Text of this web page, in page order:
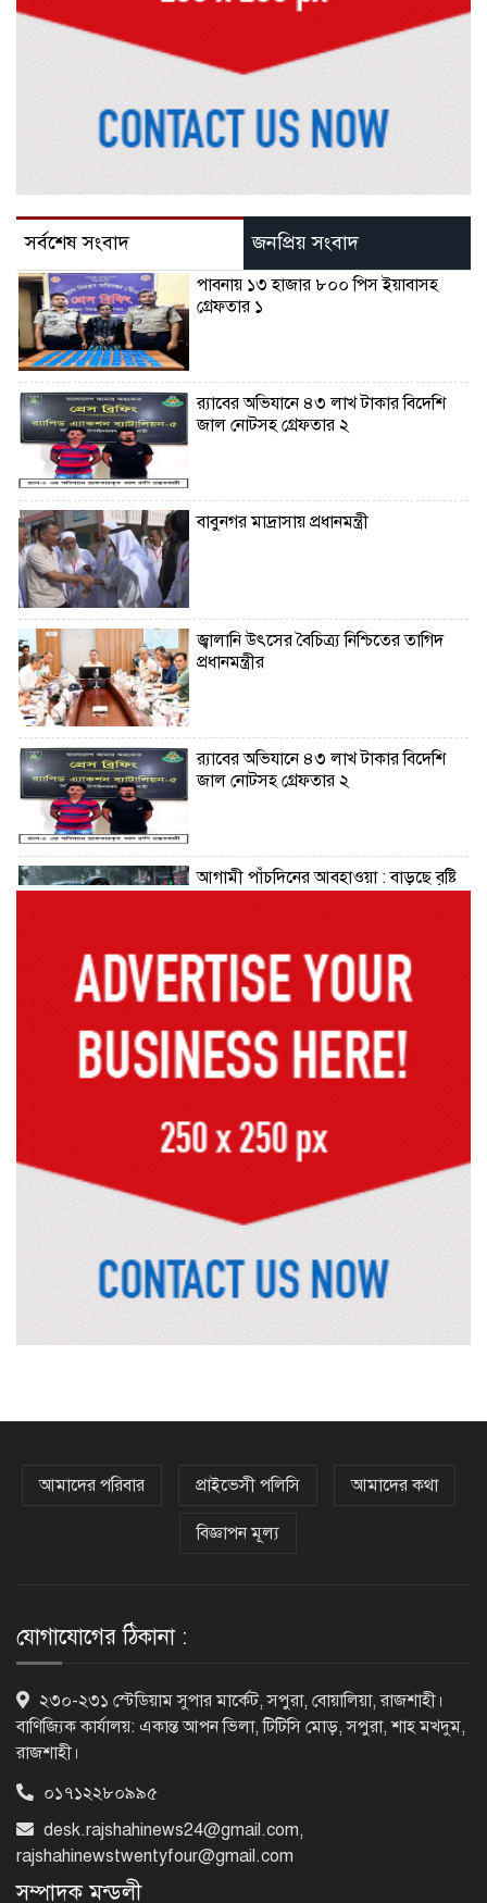
সর্বশেষ সংবাদ জনপ্রিয় সংবাদ
পাবনায় ১৩ হাজার ৮০০ পিস ইয়াবাসহ
গ্রেফতার ১
র‌্যাবের অভিযানে ৪৩ লাখ টাকার বিদেশি
জাল নোটসহ গ্রেফতার ২
বাবুনগর মাদ্রাসায় প্রধানমন্ত্রী
জ্বালানি উৎসের বৈচিত্র্য নিশ্চিতের তাগিদ
প্রধানমন্ত্রীর
র‌্যাবের অভিযানে ৪৩ লাখ টাকার বিদেশি
জাল নোটসহ গ্রেফতার ২
আগামী পাঁচদিনের আবহাওয়া : বাড়ছে বৃষ্টি
কক্সবাজারের মাতারবাড়ী পৌঁছেছেন
মনোনয়নপত্র সংগ্রহ
দিল্লিতে শেখ হাসিনা বিতর্ক: বাংলাদেশ-
অষ্টম শ্রেণি পাসেই পুলিশ একাডেমিতে
পাঁচতলার কার্নিশে আটকা মাদ্রাসাছাত্রীকে
উদ্ধার করল ফায়ার সার্ভিস
রিটনের উপস্থিতিতে মহোৎসব
আমাদের পরিবার প্রাইভেসী পলিসি আমাদের কথা
বিজ্ঞাপন মূল্য
যোগাযোগের ঠিকানা :
২৩০-২৩১ স্টেডিয়াম সুপার মার্কেট, সপুরা, বোয়ালিয়া, রাজশাহী।
বাণিজ্যিক কার্যালয়: একান্ত আপন ভিলা, টিটিসি মোড়, সপুরা, শাহ মখদুম,
রাজশাহী।
০১৭১২২৮০৯৯৫
desk.rajshahinews24@gmail.com,
rajshahinewstwentyfour@gmail.com
সম্পাদক মন্ডলী